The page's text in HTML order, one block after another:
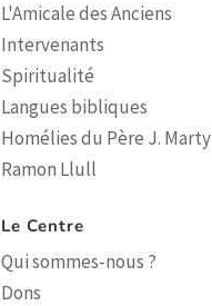
L'Amicale des Anciens
Intervenants
Spiritualité
Langues bibliques
Homélies du Père J. Marty
Ramon Llull
Le Centre
Qui sommes-nous ?
Dons